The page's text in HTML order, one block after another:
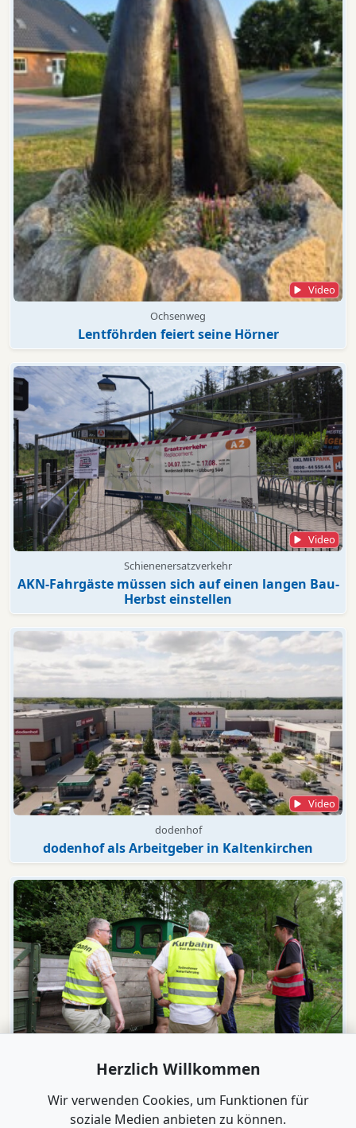
Video
Ochsenweg
Lentföhrden feiert seine Hörner
Video
Schienenersatzverkehr
AKN-Fahrgäste müssen sich auf einen langen Bau-
Herbst einstellen
Video
dodenhof
dodenhof als Arbeitgeber in Kaltenkirchen
Bad Bramstedt
"Wir wollen die Moorbahn aus dem
Dornröschenschlaf wecken"
Herzlich Willkommen
Wir verwenden Cookies, um Funktionen für
soziale Medien anbieten zu können.